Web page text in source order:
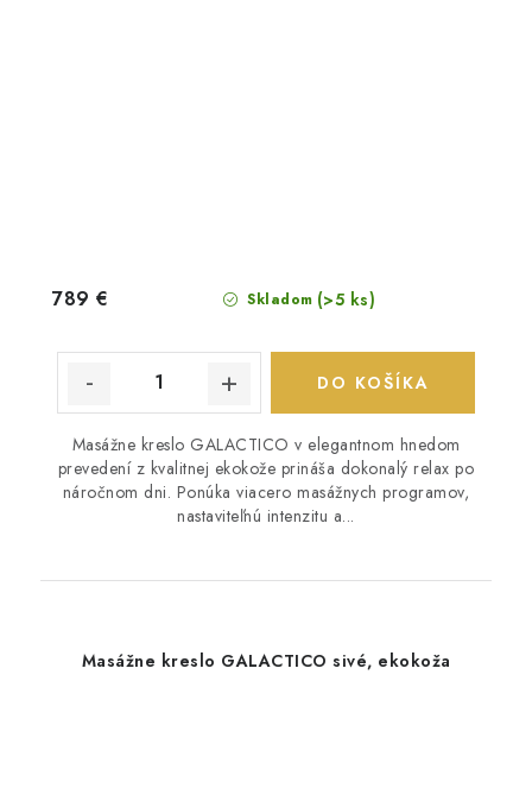
Skladom (>5 ks)
789 €
DO KOŠÍKA
Masážne kreslo GALACTICO v elegantnom hnedom
prevedení z kvalitnej ekokože prináša dokonalý relax po
náročnom dni. Ponúka viacero masážnych programov,
nastaviteľnú intenzitu a...
Masážne kreslo GALACTICO sivé, ekokoža